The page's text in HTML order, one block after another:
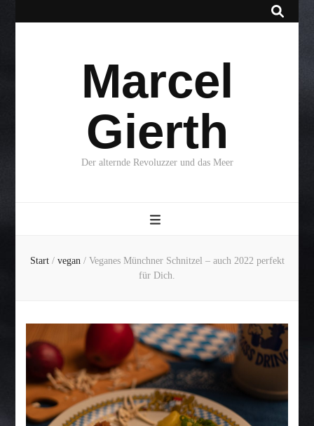
Marcel
Gierth
Der alternde Revoluzzer und das Meer
Start / vegan / Veganes Münchner Schnitzel – auch 2022 perfekt
für Dich.